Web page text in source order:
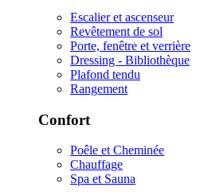
Escalier et ascenseur
Revêtement de sol
Porte, fenêtre et verrière
Dressing - Bibliothèque
Plafond tendu
Rangement
Confort
Poêle et Cheminée
Chauffage
Spa et Sauna